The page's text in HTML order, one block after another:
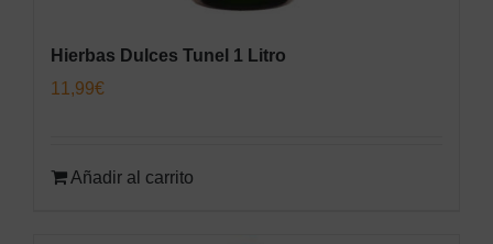
Hierbas Dulces Tunel 1 Litro
11,99€
Añadir al carrito